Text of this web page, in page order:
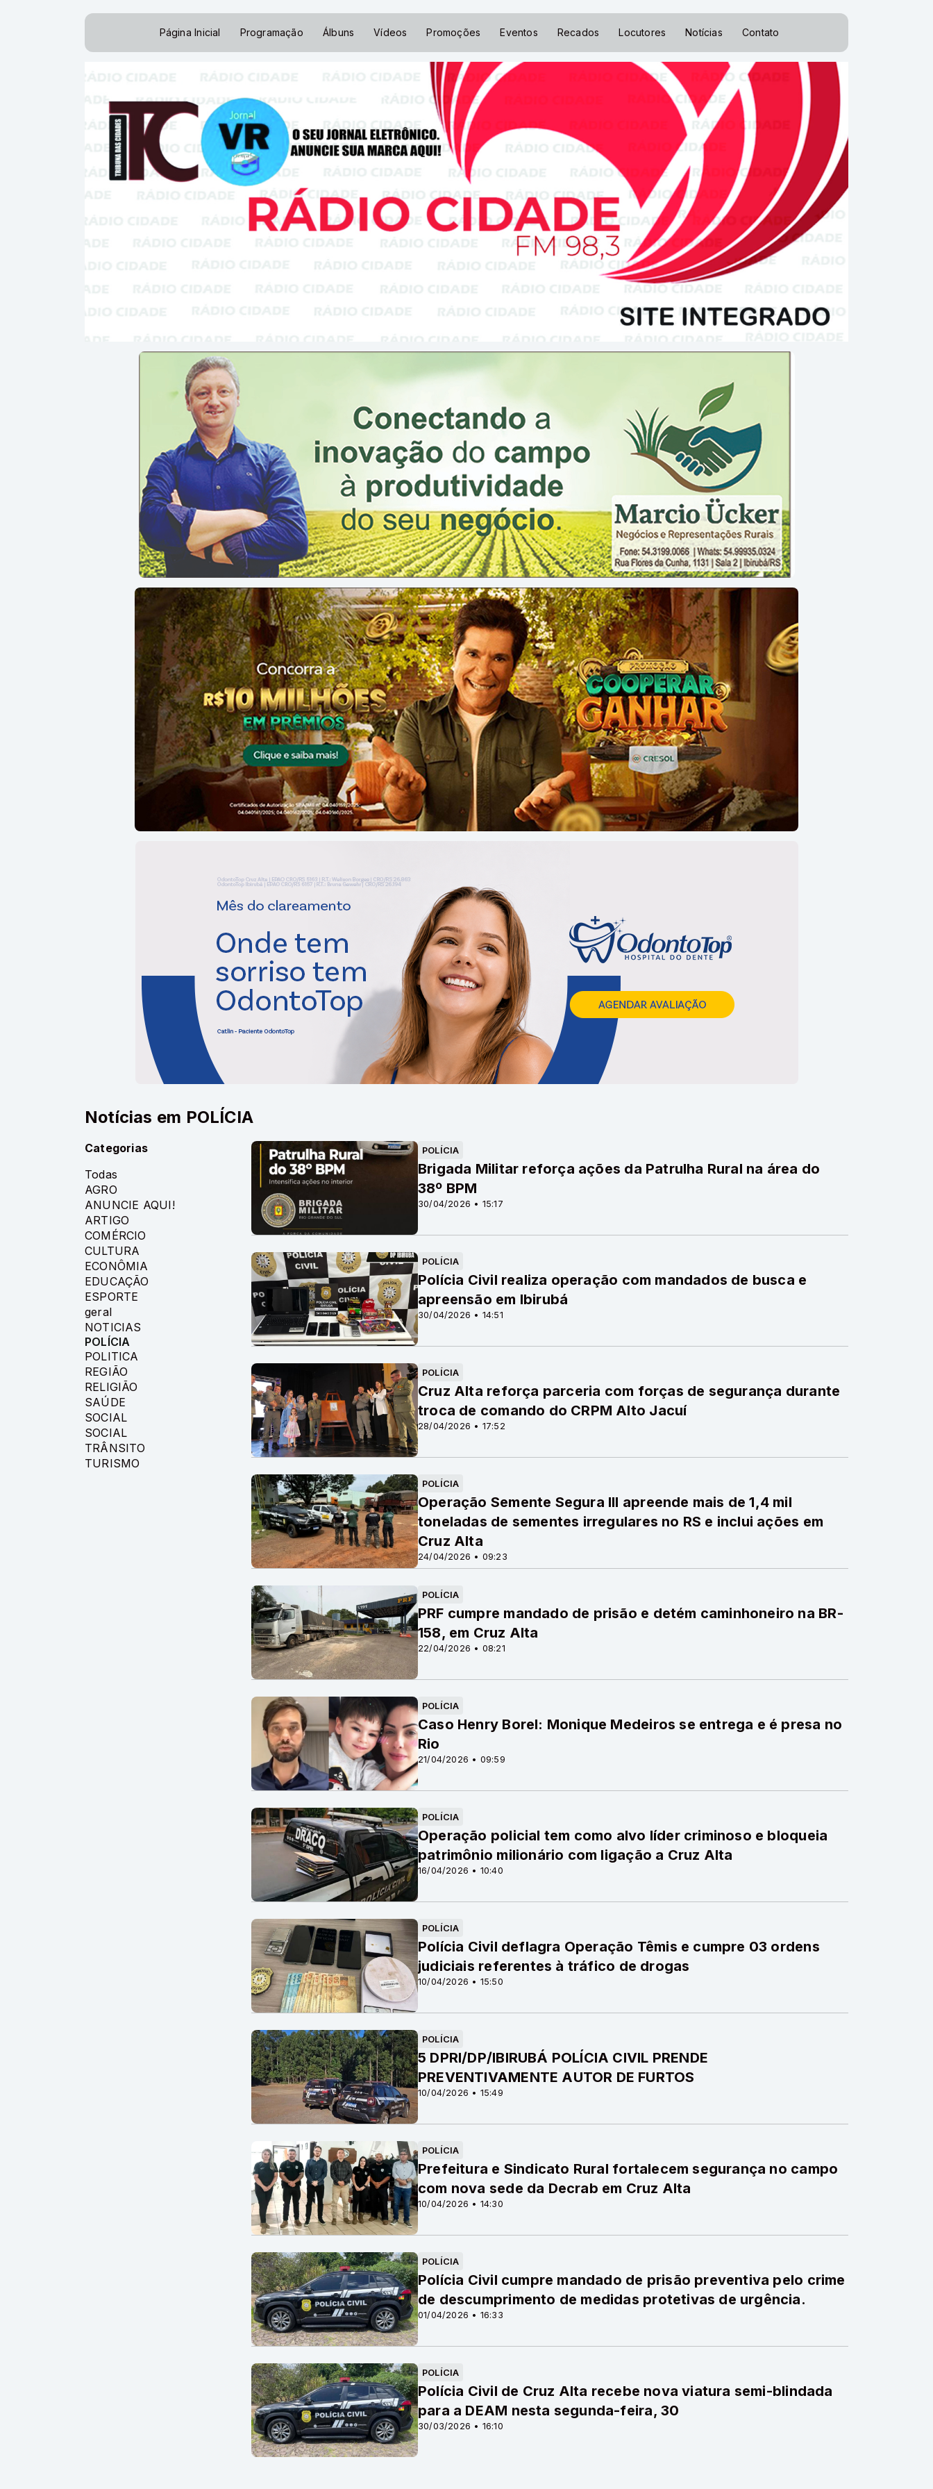
Página Inicial Programação Álbuns Vídeos Promoções Eventos Recados Locutores Notícias Contato
Notícias em POLÍCIA
Categorias
Todas
AGRO
ANUNCIE AQUI!
ARTIGO
COMÉRCIO
CULTURA
ECONÔMIA
EDUCAÇÃO
ESPORTE
geral
NOTICIAS
POLÍCIA
POLITICA
REGIÃO
RELIGIÃO
SAÚDE
SOCIAL
SOCIAL
TRÂNSITO
TURISMO
POLÍCIA
30/04/2026 • 15:17
Brigada Militar reforça ações da Patrulha Rural na área do
38º BPM
POLÍCIA
30/04/2026 • 14:51
Polícia Civil realiza operação com mandados de busca e
apreensão em Ibirubá
POLÍCIA
28/04/2026 • 17:52
Cruz Alta reforça parceria com forças de segurança durante
troca de comando do CRPM Alto Jacuí
POLÍCIA
24/04/2026 • 09:23
Operação Semente Segura III apreende mais de 1,4 mil
toneladas de sementes irregulares no RS e inclui ações em
Cruz Alta
POLÍCIA
22/04/2026 • 08:21
PRF cumpre mandado de prisão e detém caminhoneiro na BR-
158, em Cruz Alta
POLÍCIA
21/04/2026 • 09:59
Caso Henry Borel: Monique Medeiros se entrega e é presa no
Rio
POLÍCIA
16/04/2026 • 10:40
Operação policial tem como alvo líder criminoso e bloqueia
patrimônio milionário com ligação a Cruz Alta
POLÍCIA
10/04/2026 • 15:50
Polícia Civil deflagra Operação Têmis e cumpre 03 ordens
judiciais referentes à tráfico de drogas
POLÍCIA
10/04/2026 • 15:49
5 DPRI/DP/IBIRUBÁ POLÍCIA CIVIL PRENDE
PREVENTIVAMENTE AUTOR DE FURTOS
POLÍCIA
10/04/2026 • 14:30
Prefeitura e Sindicato Rural fortalecem segurança no campo
com nova sede da Decrab em Cruz Alta
POLÍCIA
01/04/2026 • 16:33
Polícia Civil cumpre mandado de prisão preventiva pelo crime
de descumprimento de medidas protetivas de urgência.
POLÍCIA
30/03/2026 • 16:10
Polícia Civil de Cruz Alta recebe nova viatura semi-blindada
para a DEAM nesta segunda-feira, 30